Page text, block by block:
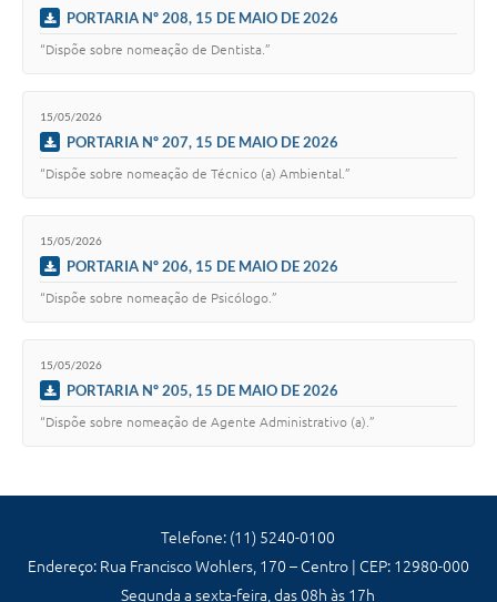
PORTARIA Nº 208, 15 DE MAIO DE 2026
“Dispõe sobre nomeação de Dentista.”
15/05/2026
PORTARIA Nº 207, 15 DE MAIO DE 2026
“Dispõe sobre nomeação de Técnico (a) Ambiental.”
15/05/2026
PORTARIA Nº 206, 15 DE MAIO DE 2026
“Dispõe sobre nomeação de Psicólogo.”
15/05/2026
PORTARIA Nº 205, 15 DE MAIO DE 2026
“Dispõe sobre nomeação de Agente Administrativo (a).”
Telefone: (11) 5240-0100
Endereço: Rua Francisco Wohlers, 170 – Centro | CEP: 12980-000
Segunda a sexta-feira, das 08h às 17h